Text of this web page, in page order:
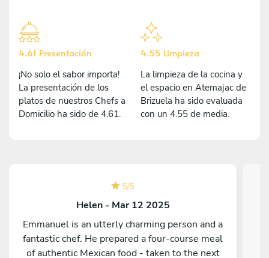
4.61 Presentación
¡No solo el sabor importa!
La presentación de los
platos de nuestros Chefs a
Domicilio ha sido de 4.61.
4.55 Limpieza
La limpieza de la cocina y
el espacio en Atemajac de
Brizuela ha sido evaluada
con un 4.55 de media.
5/5
Helen - Mar 12 2025
Emmanuel is an utterly charming person and a
fantastic chef. He prepared a four-course meal
of authentic Mexican food - taken to the next